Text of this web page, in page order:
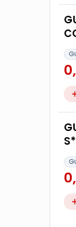
0,
S*
0,